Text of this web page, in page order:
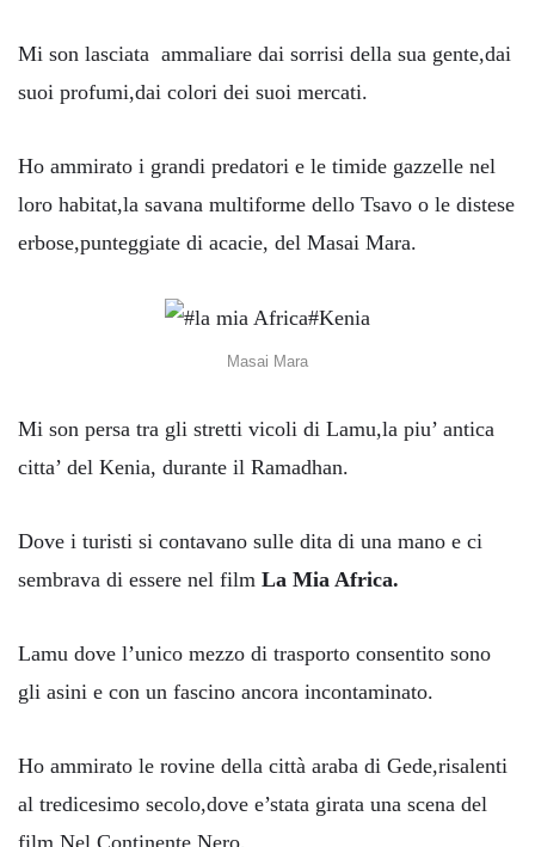
Mi son lasciata ammaliare dai sorrisi della sua gente,dai
suoi profumi,dai colori dei suoi mercati.
Ho ammirato i grandi predatori e le timide gazzelle nel
loro habitat,la savana multiforme dello Tsavo o le distese
erbose,punteggiate di acacie, del Masai Mara.
Masai Mara
Mi son persa tra gli stretti vicoli di Lamu,la piu’ antica
citta’ del Kenia, durante il Ramadhan.
Dove i turisti si contavano sulle dita di una mano e ci
sembrava di essere nel film La Mia Africa.
Lamu dove l’unico mezzo di trasporto consentito sono
gli asini e con un fascino ancora incontaminato.
Ho ammirato le rovine della città araba di Gede,risalenti
al tredicesimo secolo,dove e’stata girata una scena del
film Nel Continente Nero.